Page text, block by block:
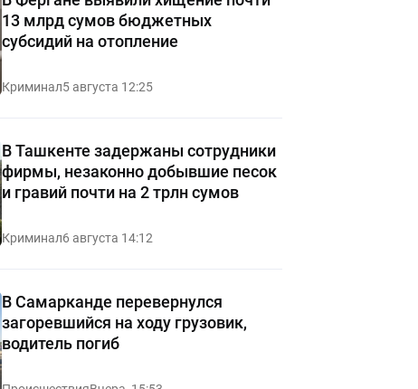
13 млрд сумов бюджетных
субсидий на отопление
Криминал5 августа 12:25
В Ташкенте задержаны сотрудники
фирмы, незаконно добывшие песок
и гравий почти на 2 трлн сумов
Криминал6 августа 14:12
В Самарканде перевернулся
загоревшийся на ходу грузовик,
водитель погиб